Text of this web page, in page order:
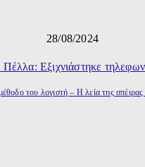
28/08/2024
του λογιστή – Η λεία της